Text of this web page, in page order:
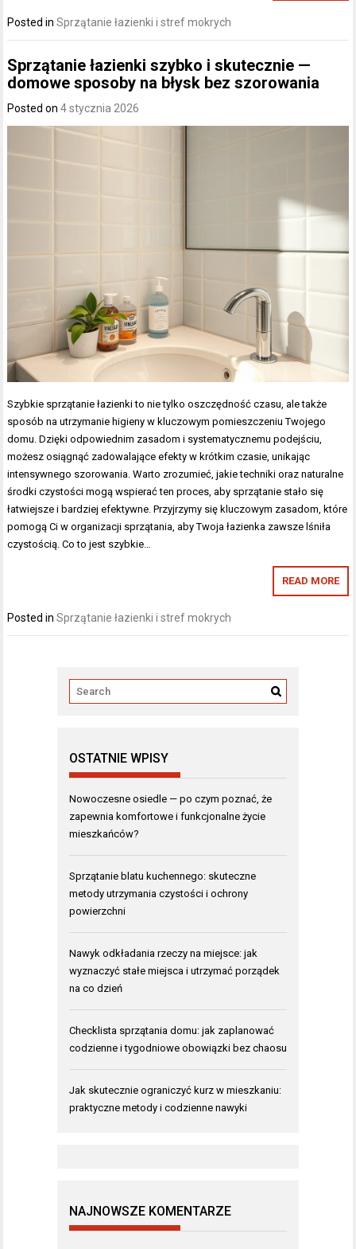
Posted inSprzątanie łazienki i stref mokrych
Sprzątanie łazienki szybko i skutecznie —
domowe sposoby na błysk bez szorowania
Posted on4 stycznia 2026
Szybkie sprzątanie łazienki to nie tylko oszczędność czasu, ale także
sposób na utrzymanie higieny w kluczowym pomieszczeniu Twojego
domu. Dzięki odpowiednim zasadom i systematycznemu podejściu,
możesz osiągnąć zadowalające efekty w krótkim czasie, unikając
intensywnego szorowania. Warto zrozumieć, jakie techniki oraz naturalne
środki czystości mogą wspierać ten proces, aby sprzątanie stało się
łatwiejsze i bardziej efektywne. Przyjrzymy się kluczowym zasadom, które
pomogą Ci w organizacji sprzątania, aby Twoja łazienka zawsze lśniła
czystością. Co to jest szybkie…
READ MORE
Posted inSprzątanie łazienki i stref mokrych
OSTATNIE WPISY
Nowoczesne osiedle — po czym poznać, że
zapewnia komfortowe i funkcjonalne życie
mieszkańców?
Sprzątanie blatu kuchennego: skuteczne
metody utrzymania czystości i ochrony
powierzchni
Nawyk odkładania rzeczy na miejsce: jak
wyznaczyć stałe miejsca i utrzymać porządek
na co dzień
Checklista sprzątania domu: jak zaplanować
codzienne i tygodniowe obowiązki bez chaosu
Jak skutecznie ograniczyć kurz w mieszkaniu:
praktyczne metody i codzienne nawyki
NAJNOWSZE KOMENTARZE